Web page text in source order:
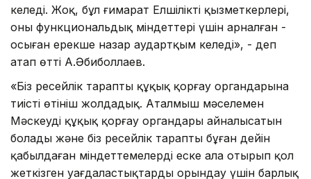
келеді. Жоқ, бұл ғимарат Елшіліктің қызметкерлері,
оның функциональдық міндеттері үшін арналған -
осыған ерекше назар аудартқым келеді», - деп
атап өтті А.Әбиболлаев.
«Біз ресейлік тараптың құқық қорғау органдарына
тиісті өтініш жолдадық. Аталмыш мәселемен
Мәскеудің құқық қорғау органдары айналысатын
болады және біз ресейлік тараптың бұған дейін
қабылдаған міндеттемелерді еске ала отырып қол
жеткізген уағдаластықтарды орындау үшін барлық